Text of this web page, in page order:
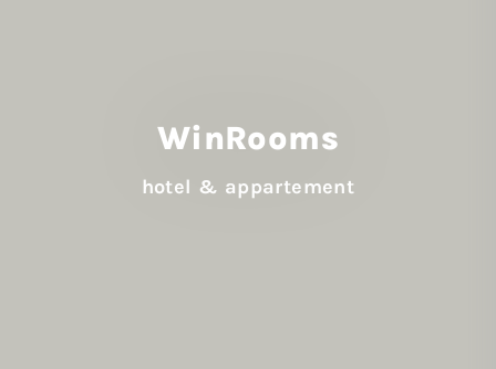
WinRooms
hotel & appartement